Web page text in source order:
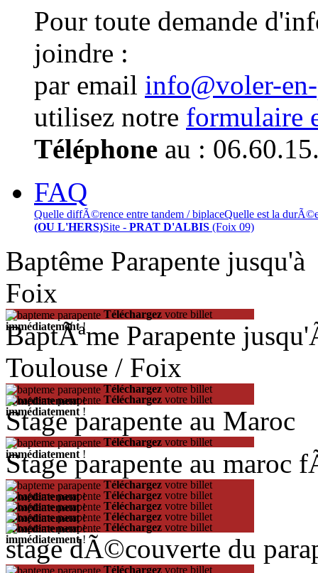
Pour toute demande
joindre :
par email info@voler-
utilisez notre formulaire
Téléphone au :
FAQ
Quelle diffÃ©rence entre tandem / biplaceQuelle est la
(OU L'HERS)Site - PRAT D'ALBIS (Foix 09)
Baptême Parapente
Foix
Téléchargez votre billet
immédiatement!
BaptÃªme Parapente
Toulouse / Foix
Téléchargez votre billet
immédiatement! Téléchargez votre billet
immédiatement !
Stage parapente au Maroc
Téléchargez votre billet
immédiatement !
Stage parapente au maroc
Téléchargez votre billet
immédiatement! Téléchargez votre billet
immédiatement! Téléchargez votre billet
immédiatement! Téléchargez votre billet
immédiatement! Téléchargez votre billet
immédiatement!
stage dÃ©couverte du
Téléchargez votre billet